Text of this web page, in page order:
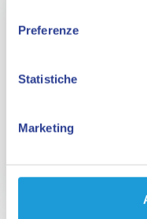
Preferenze
Statistiche
Marketing